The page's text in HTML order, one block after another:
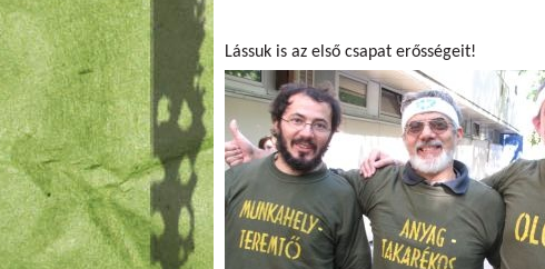
Lássuk is az első csapat erősségeit!